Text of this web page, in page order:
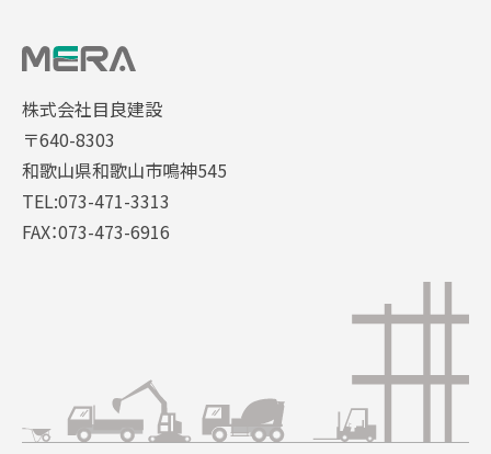
株式会社目良建設
〒640-8303
和歌山県和歌山市鳴神545
TEL:073-471-3313
FAX：073-473-6916